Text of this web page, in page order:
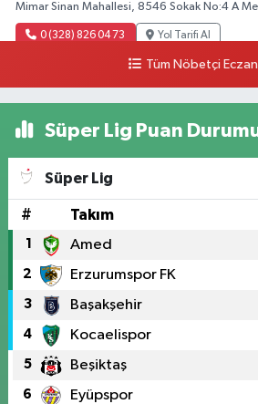
Mimar Sinan Mahallesi, 8546 Sokak No:4 A
0 (328) 826 04 73 Yol Tarifi Al
Tüm Nöbetçi
Süper Lig Puan
Süper Lig
# Takım
1 Amed
2 Erzurumspor FK
3 Başakşehir
4 Kocaelispor
5 Beşiktaş
6 Eyüpspor